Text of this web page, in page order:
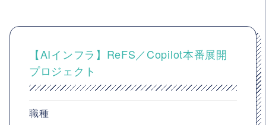
【AIインフラ】ReFS／Copilot本番展開
プロジェクト
職種